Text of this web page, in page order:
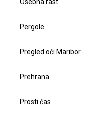
Pergole
Pregled oči Maribor
Prehrana
Prosti čas